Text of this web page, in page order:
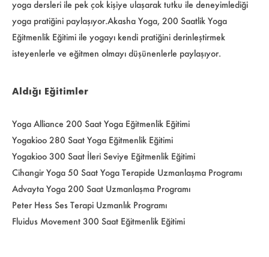
yoga dersleri ile pek çok kişiye ulaşarak tutku ile deneyimlediği
yoga pratiğini paylaşıyor.Akasha Yoga, 200 Saatlik Yoga
Eğitmenlik Eğitimi ile yogayı kendi pratiğini derinleştirmek
isteyenlerle ve eğitmen olmayı düşünenlerle paylaşıyor.
Aldığı Eğitimler
Yoga Alliance 200 Saat Yoga Eğitmenlik Eğitimi
Yogakioo 280 Saat Yoga Eğitmenlik Eğitimi
Yogakioo 300 Saat İleri Seviye Eğitmenlik Eğitimi
Cihangir Yoga 50 Saat Yoga Terapide Uzmanlaşma Programı
Advayta Yoga 200 Saat Uzmanlaşma Programı
Peter Hess Ses Terapi Uzmanlık Programı
Fluidus Movement 300 Saat Eğitmenlik Eğitimi